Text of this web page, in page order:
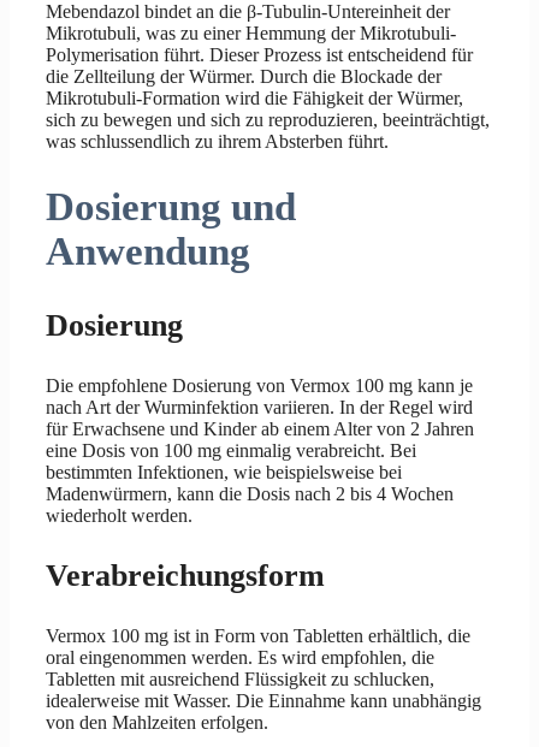
Mebendazol bindet an die β-Tubulin-Untereinheit der
Mikrotubuli, was zu einer Hemmung der Mikrotubuli-
Polymerisation führt. Dieser Prozess ist entscheidend für
die Zellteilung der Würmer. Durch die Blockade der
Mikrotubuli-Formation wird die Fähigkeit der Würmer,
sich zu bewegen und sich zu reproduzieren, beeinträchtigt,
was schlussendlich zu ihrem Absterben führt.
Dosierung und
Anwendung
Dosierung
Die empfohlene Dosierung von Vermox 100 mg kann je
nach Art der Wurminfektion variieren. In der Regel wird
für Erwachsene und Kinder ab einem Alter von 2 Jahren
eine Dosis von 100 mg einmalig verabreicht. Bei
bestimmten Infektionen, wie beispielsweise bei
Madenwürmern, kann die Dosis nach 2 bis 4 Wochen
wiederholt werden.
Verabreichungsform
Vermox 100 mg ist in Form von Tabletten erhältlich, die
oral eingenommen werden. Es wird empfohlen, die
Tabletten mit ausreichend Flüssigkeit zu schlucken,
idealerweise mit Wasser. Die Einnahme kann unabhängig
von den Mahlzeiten erfolgen.